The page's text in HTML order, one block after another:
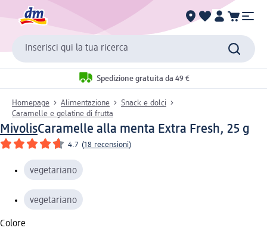
Inserisci qui la tua ricerca
Spedizione gratuita da 49 €
Homepage Alimentazione
Snack e dolci
Caramelle e gelatine di frutta
MivolisCaramelle alla menta Extra Fresh, 25 g
4.7 (18 recensioni)
vegetariano
vegetariano
Colore